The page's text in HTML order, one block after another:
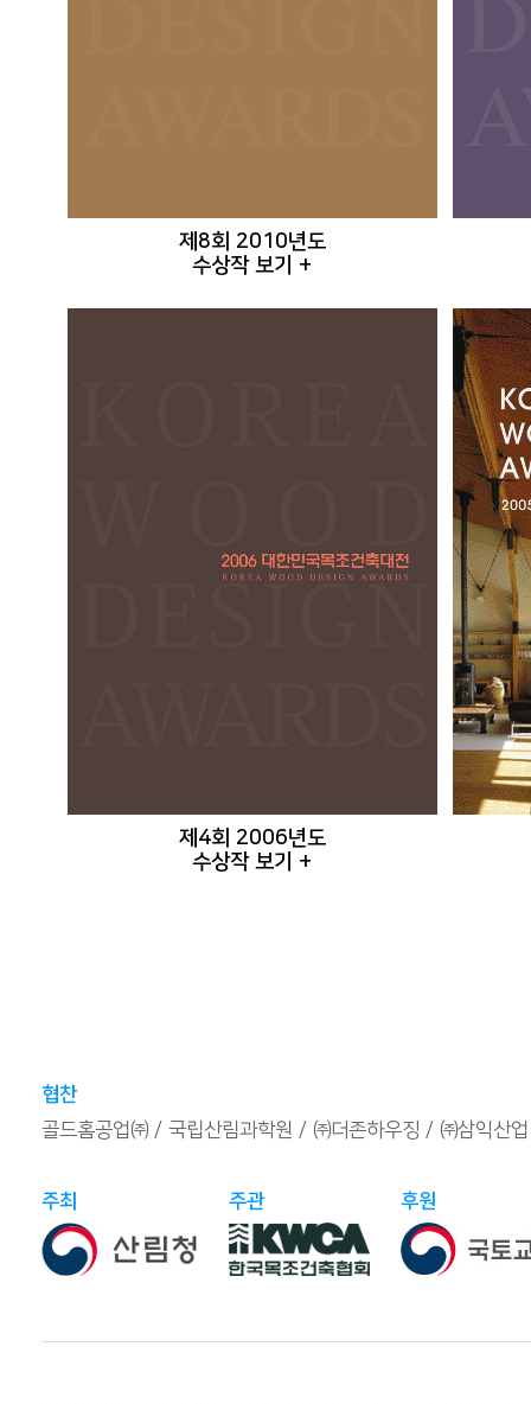
제8회 2010년도
수상작 보기 +
제4회 2006년도
수상작 보기 +
협찬
골드홈공업㈜
국립산림과학원 ㈜더존하우징 ㈜삼익산업
주최 주관 후원